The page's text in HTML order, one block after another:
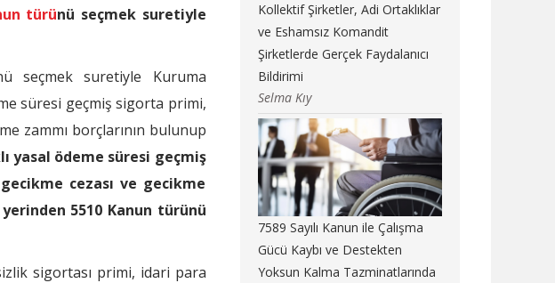
türünü seçmek suretiyle
seçmek suretiyle Kuruma
süresi geçmiş sigorta primi,
zammı borçlarının bulunup
yasal ödeme süresi geçmiş
cezası ve gecikme
5510 Kanun türünü
sigortası primi, idari para
Kollektif Şirketler, Adi Ortaklıklar
ve Eshamsız Komandit
Şirketlerde Gerçek Faydalanıcı
Bildirimi
Selma Kıy
7589 Sayılı Kanun ile Çalışma
Gücü Kaybı ve Destekten
Yoksun Kalma Tazminatlarında